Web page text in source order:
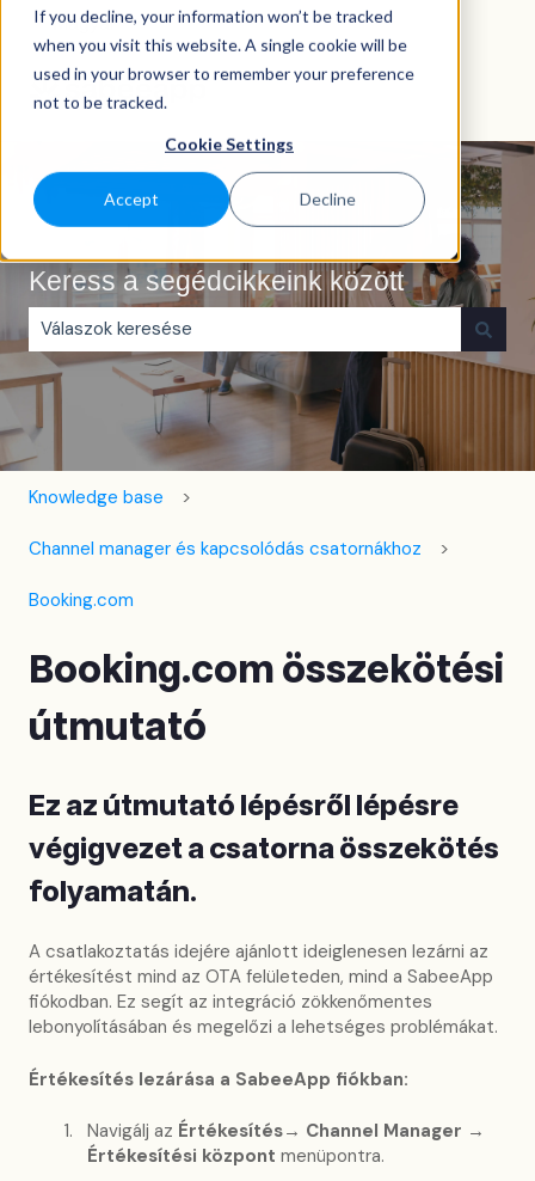
If you decline, your information won’t be tracked
when you visit this website. A single cookie will be
used in your browser to remember your preference
not to be tracked.
Cookie Settings
Accept Decline
MagyarAlmenü megjelenítése fordításokhoz
Keress a segédcikkeink között
Nincs javaslat, mert üres a keresőmező.
Knowledge base
Channel manager és kapcsolódás csatornákhoz
Booking.com
Booking.com összekötési
útmutató
Ez az útmutató lépésről lépésre
végigvezet a csatorna összekötés
folyamatán.
A csatlakoztatás idejére ajánlott ideiglenesen lezárni az
értékesítést mind az OTA felületeden, mind a SabeeApp
fiókodban. Ez segít az integráció zökkenőmentes
lebonyolításában és megelőzi a lehetséges problémákat.
Értékesítés lezárása a SabeeApp fiókban:
Navigálj az Értékesítés→ Channel Manager →
Értékesítési központ menüpontra.